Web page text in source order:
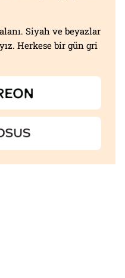
Siyah ve beyazlar
Herkese bir gün gri